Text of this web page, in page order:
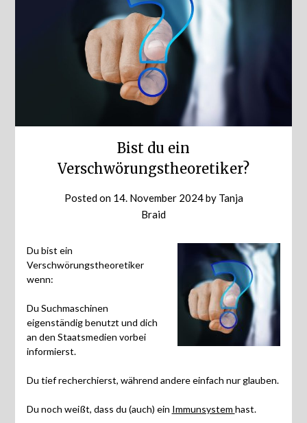
Bist du ein
Verschwörungstheoretiker?
Posted on 14. November 2024by Tanja
Braid
Du bist ein
Verschwörungstheoretiker
wenn:
Du Suchmaschinen
eigenständig benutzt und dich
an den Staatsmedien vorbei
informierst.
Du tief recherchierst, während andere einfach nur glauben.
Du noch weißt, dass du (auch) ein Immunsystem hast.